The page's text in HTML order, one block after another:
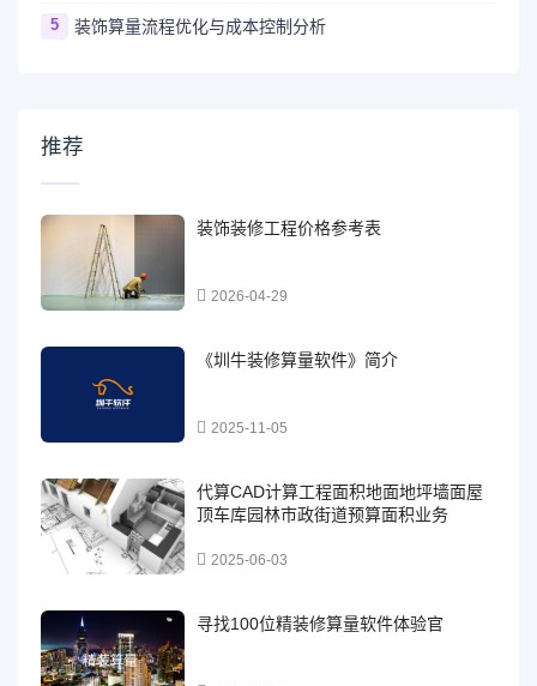
5 装饰算量流程优化与成本控制分析
推荐
装饰装修工程价格参考表
2026-04-29
《圳牛装修算量软件》简介
2025-11-05
代算CAD计算工程面积地面地坪墙面屋
顶车库园林市政街道预算面积业务
2025-06-03
寻找100位精装修算量软件体验官